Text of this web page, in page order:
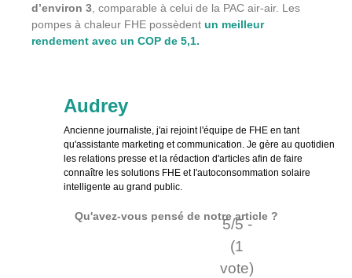
d’environ 3 , comparable à celui de la PAC air-air. Les
pompes à chaleur FHE possèdent un meilleur
rendement avec un COP de 5,1.
Audrey
Ancienne journaliste, j'ai rejoint l'équipe de FHE en tant
qu'assistante marketing et communication. Je gère au quotidien
les relations presse et la rédaction d'articles afin de faire
connaître les solutions FHE et l'autoconsommation solaire
intelligente au grand public.
Qu'avez-vous pensé de notre article ?
5/5 -
(1
vote)